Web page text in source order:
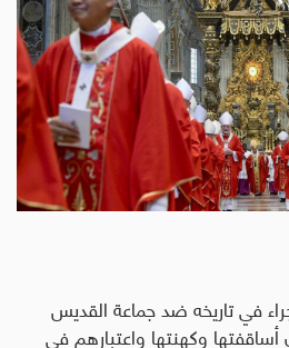
في تاريخه ضد جماعة القديس
وكهنتها واعتبارهم في